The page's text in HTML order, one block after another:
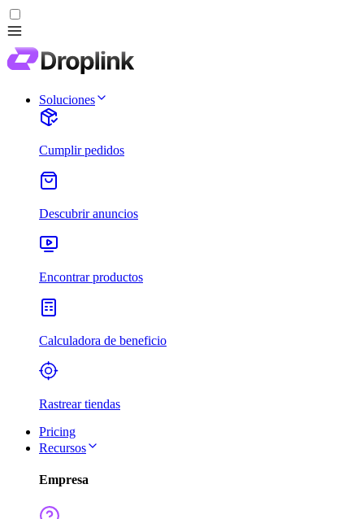
Soluciones
Cumplir pedidos
Descubrir anuncios
Encontrar productos
Calculadora de beneficio
Rastrear tiendas
Pricing
Recursos
Empresa